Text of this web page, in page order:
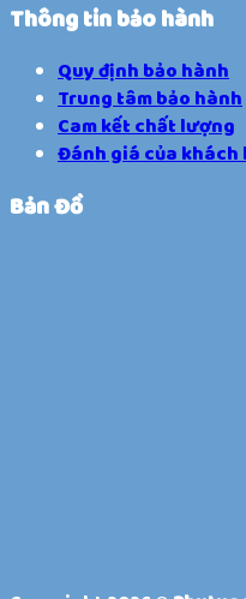
Thông tin bảo hành
Quy định bảo hành
Trung tâm bảo hành
Cam kết chất lượng
Đánh giá của khách
Bản Đồ